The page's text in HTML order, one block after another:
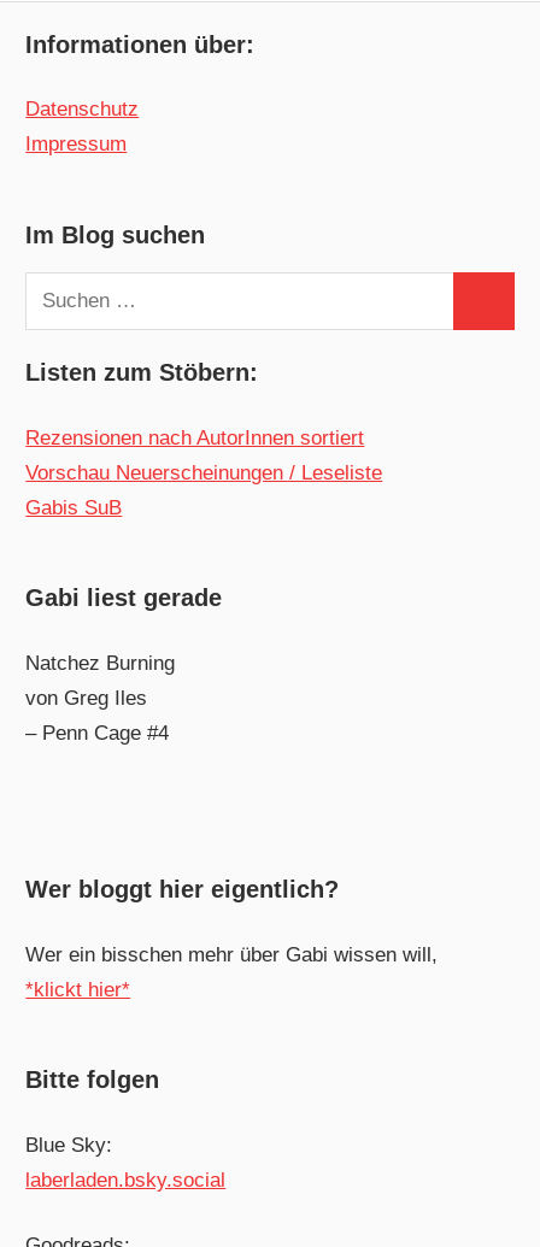
Informationen über:
Datenschutz
Impressum
Im Blog suchen
Suchen
nach:
Listen zum Stöbern:
Rezensionen nach AutorInnen sortiert
Vorschau Neuerscheinungen / Leseliste
Gabis SuB
Gabi liest gerade
Natchez Burning
von Greg Iles
– Penn Cage #4
Wer bloggt hier eigentlich?
Wer ein bisschen mehr über Gabi wissen will,
*klickt hier*
Bitte folgen
Blue Sky:
laberladen.bsky.social